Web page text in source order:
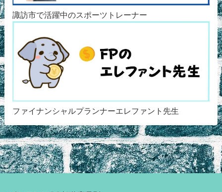
諏訪市で活躍中のスポーツトレーナー
ファイナンシャルプランナーエレファント先生